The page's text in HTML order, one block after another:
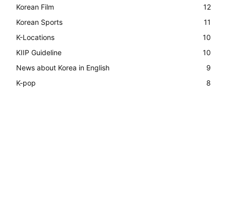
Korean Film
12
Korean Sports
11
K-Locations
10
KIIP Guideline
10
News about Korea in English
9
K-pop
8